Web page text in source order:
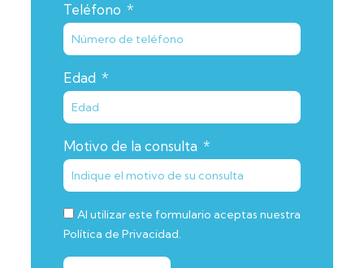
Teléfono
Edad
Motivo de la consulta
Al utilizar este formulario aceptas nuestra
Política de Privacidad.